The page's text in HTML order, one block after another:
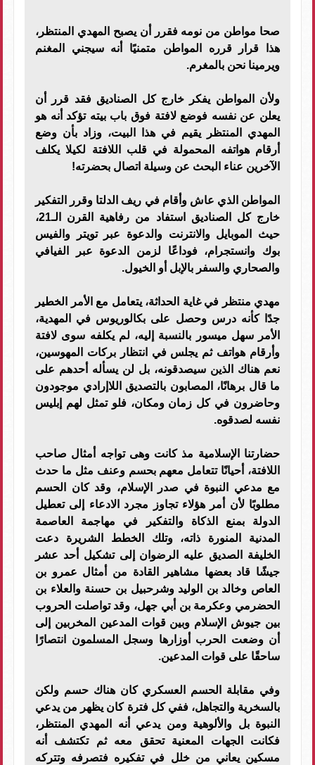
صحا مواطن من نومه فقرر أن يصبح المهدي المنتظر،
هذا قرار قرره المواطن متمنيًا أنه سيجني المغنم
ويرمينا نحن بالمغرم.
ولأن المواطن يفكر خارج كل الصناديق فقد قرر أن
يعلن عن نفسه فوضع لافتة فوق باب بيته تؤكد أنه هو
المهدي المنتظر يقيم في هذا البيت، وزاد بأن وضع
أرقام هواتفه المحمولة في قلب اللافتة لكيلا يكلف
الآخرين عناء البحث عن وسيلة اتصال بحضرته!
المواطن الذي عاش وأقام في ريف الدلتا وقرر التفكير
خارج كل الصناديق استفاد من رفاهية القرن الـ21،
حيث الموبايل والانترنت والدعوة عبر تويتر والفيس
بوك وانستجرام، فوداعًا لزمن الدعوة عبر الفيافي
والصحاري والسفر بالإبل أو الخيول.
مهدي منتظر في غاية الحداثة، يتعامل مع الأمر الخطير
جدًا كأنه درس وحصل على بكالوريوس في المهدية،
الأمر سهل ميسور بالنسبة إليه، لم يكلفه سوى لافتة
وأرقام هواتف ثم يجلس في انتظار بركات المهوسين،
نعم هناك الذين سيصدقونه، بل لن يسأله أحدهم على
ما قال برهانًا، المصابون بالتصديق اللاإرادي موجودون
وحاضرون في كل زمان ومكان، فلو تمثل لهم إبليس
نفسه لصدقوه.
حضارتنا الإسلامية مذ كانت وهى تواجه أمثال صاحب
اللافتة، أحيانًا تتعامل معهم بحسم وعنف مثل ما حدث
مع مدعي النبوة في صدر الإسلام، وقد كان الحسم
مطلوبًا لأن أمر هؤلاء تجاوز مجرد الادعاء إلى تعطيل
الدولة بمنع الذكاة والتفكير في مهاجمة العاصمة
المدنية المنورة ذاته، وتلك الخطط الشريرة دعت
الخليفة الصديق عليه الرضوان إلى تشكيل أحد عشر
جيشًا قاد بعضها مشاهير القادة من أمثال عمرو بن
العاص وخالد بن الوليد وشرحبيل بن حسنة والعلاء بن
الحضرمي وعكرمة بن أبي جهل، وقد تواصلت الحروب
بين جيوش الإسلام وبين قوات المدعين المخربين إلى
أن وضعت الحرب أوزارها وسجل المسلمون انتصارًا
ساحقًا على قوات المدعين.
وفي مقابلة الحسم العسكري كان هناك حسم ولكن
بالسخرية والتجاهل، ففي كل فترة كان يظهر من يدعي
النبوة بل والألوهية ومن يدعي أنه المهدي المنتظر،
فكانت الجهات المعنية تحقق معه ثم تكتشف أنه
مسكين يعاني من خلل في تفكيره فتصرفه وتتركه